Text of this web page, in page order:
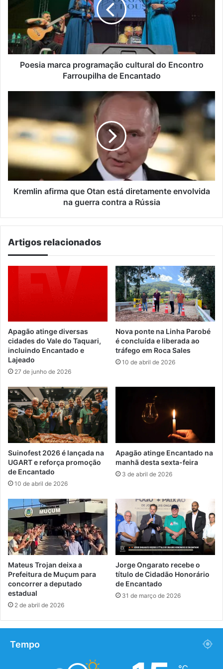
Encontro
Farroupilha
de
Encantado
Poesia marca programação cultural do Encontro
Farroupilha de Encantado
que
Otan
está
diretamente
envolvida
na
guerra
contra
Kremlin afirma que Otan está diretamente envolvida
na guerra contra a Rússia
Artigos relacionados
Apagão atinge diversas
cidades do Vale do Taquari,
incluindo Encantado e
Lajeado
27 de junho de 2026
Nova ponte na Linha Parobé
é concluída e liberada ao
tráfego em Roca Sales
10 de abril de 2026
Suinofest 2026 é lançada na
UGART e reforça promoção
de Encantado
10 de abril de 2026
Apagão atinge Encantado na
manhã desta sexta-feira
3 de abril de 2026
Mateus Trojan deixa a
Prefeitura de Muçum para
concorrer a deputado
estadual
2 de abril de 2026
Jorge Ongarato recebe o
título de Cidadão Honorário
de Encantado
31 de março de 2026
Tempo